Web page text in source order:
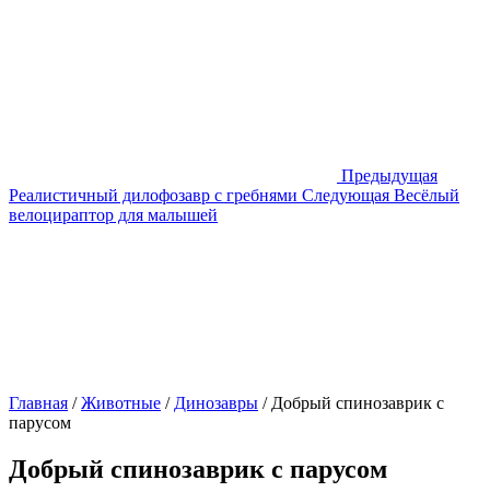
Предыдущая
Реалистичный дилофозавр с гребнями Следующая Весёлый
велоцираптор для малышей
Главная / Животные / Динозавры / Добрый спинозаврик с
парусом
Добрый спинозаврик с парусом